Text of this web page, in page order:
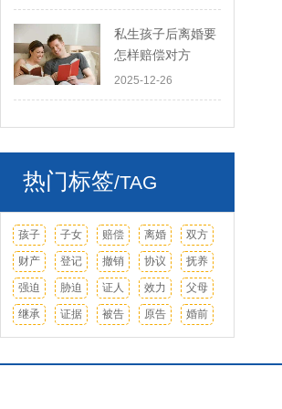
私生孩子后离婚要
怎样赔偿对方
2025-12-26
热门标签/TAG
孩子 子女 赔偿 离婚 双方
财产 登记 撤销 协议 抚养
强迫 胁迫 证人 效力 父母
继承 证据 被告 原告 婚前